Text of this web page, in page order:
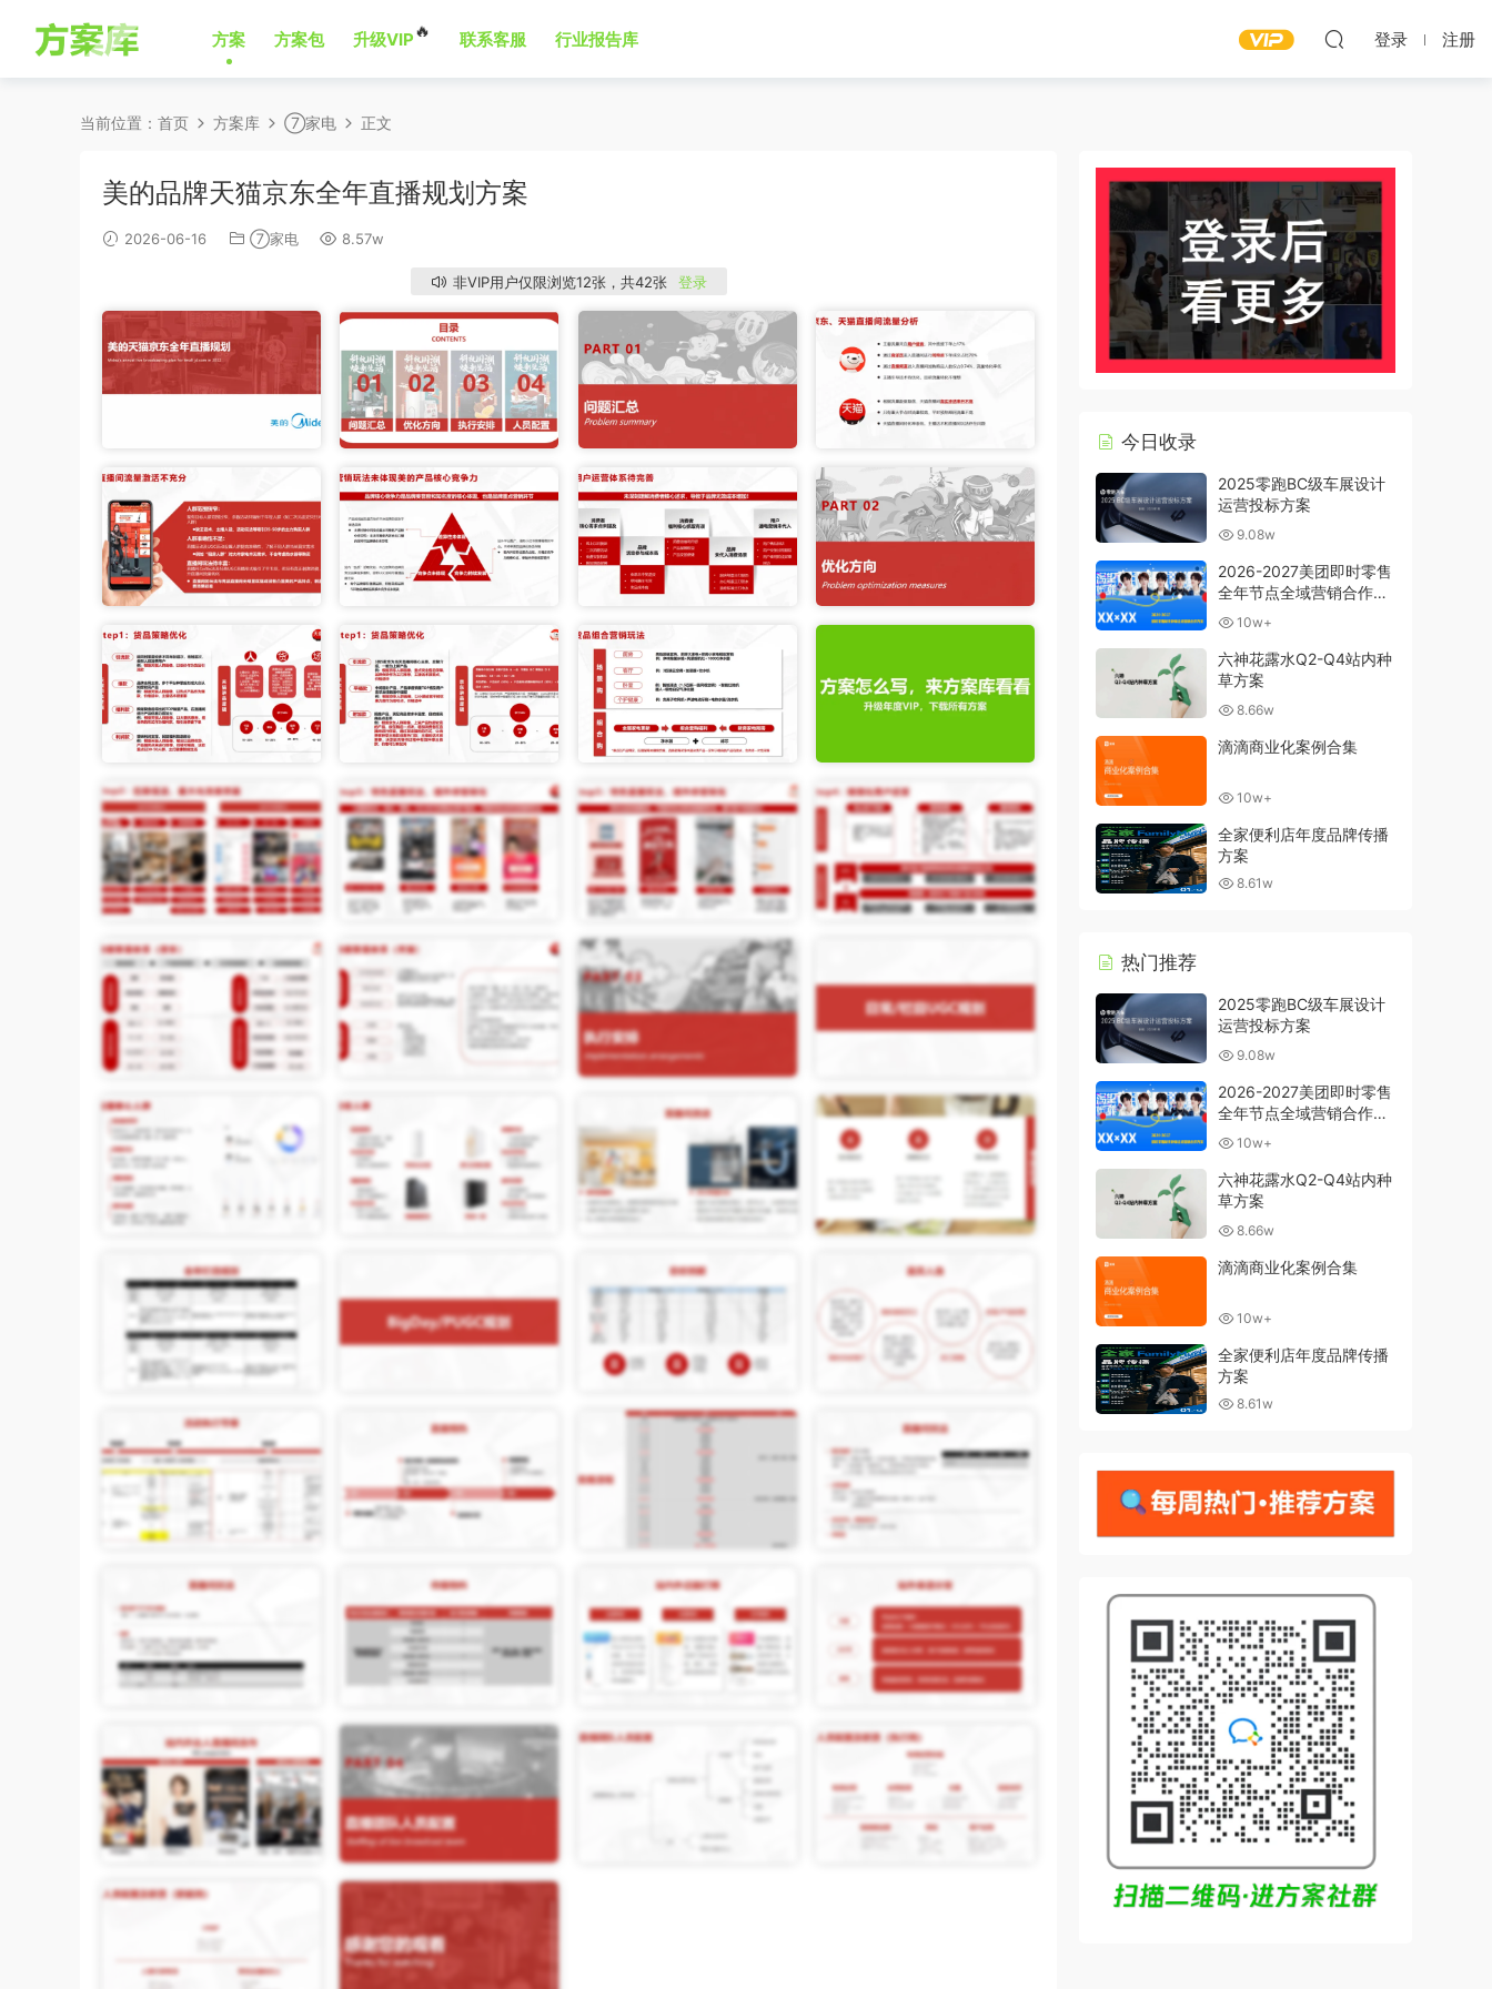
方案 方案包 升级VIP🔥 联系客服 行业报告库 登录 注册
当前位置： 首页 方案库 ⑦家电 正文
美的品牌天猫京东全年直播规划方案
2026-06-16 ⑦家电 8.57w
非VIP用户仅限浏览12张，共42张 登录
今日收录
2025零跑BC级车展设计
运营投标方案
9.08w
2026-2027美团即时零售
全年节点全域营销合作方
案 10w+
六神花露水Q2-Q4站内种
草方案
8.66w
滴滴商业化案例合集
10w+
全家便利店年度品牌传播
方案
8.61w
热门推荐
2025零跑BC级车展设计
运营投标方案
9.08w
2026-2027美团即时零售
全年节点全域营销合作方
案 10w+
六神花露水Q2-Q4站内种
草方案
8.66w
滴滴商业化案例合集
10w+
全家便利店年度品牌传播
方案
8.61w